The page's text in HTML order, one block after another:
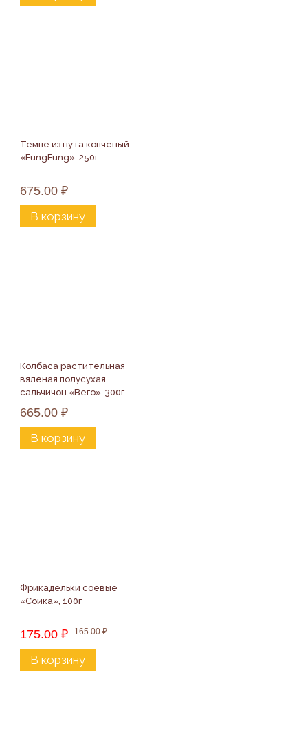
Темпе из нута копченый
«FungFung», 250г
675.00 ₽
В корзину
Колбаса растительная
вяленая полусухая
сальчичон «Вего», 300г
665.00 ₽
В корзину
Фрикадельки соевые
«Сойка», 100г
175.00 ₽ 165.00₽
В корзину